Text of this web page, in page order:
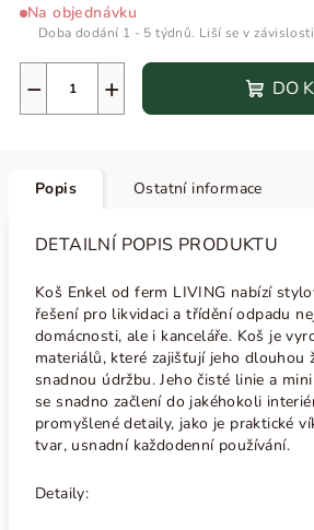
Na objednávku
Doba dodání 1 - 5 týdnů. Liší se v
+
− DO
Popis Ostatní informace
DETAILNÍ POPIS PRODUKTU
Koš Enkel od ferm LIVING nabízí
řešení pro likvidaci a třídění odpadu
domácnosti, ale i kanceláře. Koš je v
materiálů, které zajišťují jeho dlouhou
snadnou údržbu. Jeho čisté linie a
se snadno začlení do jakéhokoli
promyšlené detaily, jako je praktické
tvar, usnadní každodenní používání.
Detaily: